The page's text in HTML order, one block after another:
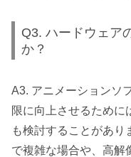
Q3. ハードウェア
か？
A3. アニメーションソ
限に向上させるために
も検討することがあり
で複雑な場合や、高解